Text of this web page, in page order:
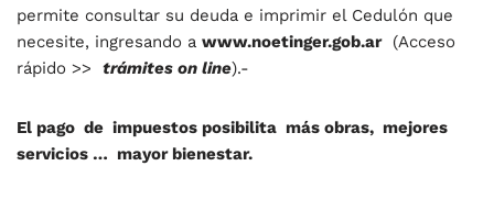
permite consultar su deuda e imprimir el Cedulón que
necesite, ingresando a www.noetinger.gob.ar(Acceso
rápido >> trámites on line).-
El pago de impuestos posibilita más obras, mejores
servicios … mayor bienestar.